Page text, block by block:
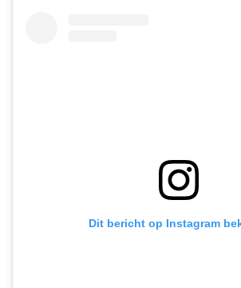
Dit bericht op Instagram